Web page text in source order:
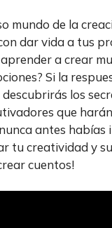
mundo de la
dar vida a tus
a crear
Si la
los
que
antes habías
tu creatividad y
cuentos!